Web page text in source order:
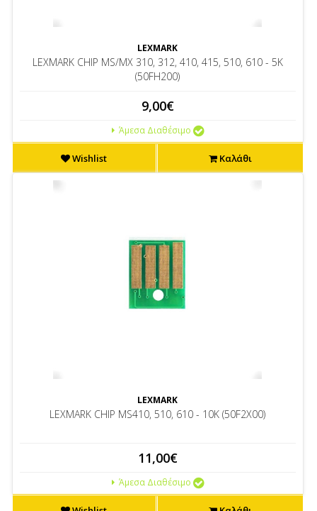
LEXMARK
LEXMARK CHIP MS/MX 310, 312, 410, 415, 510, 610 - 5K
(50FH200)
9,00€
Άμεσα Διαθέσιμο
Wishlist Καλάθι
LEXMARK
LEXMARK CHIP MS410, 510, 610 - 10K (50F2X00)
11,00€
Άμεσα Διαθέσιμο